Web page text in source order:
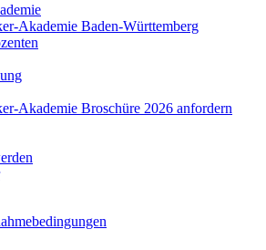
Akademie Baden-Württemberg
Akademie Broschüre 2026 anfordern